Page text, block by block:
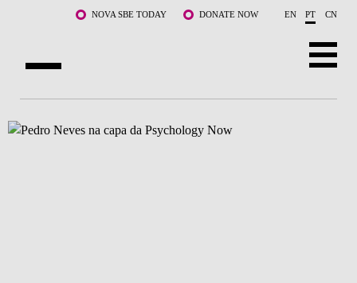
Saltar para o conteúdo principalNOVA SBE TODAY DONATE NOW EN PT CN